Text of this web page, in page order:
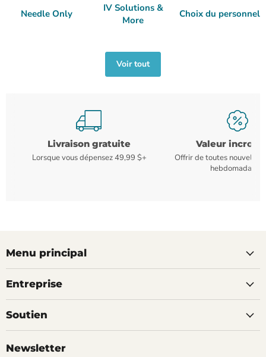
Needle Only
IV Solutions &
More
Choix du personnel
Voir tout
Livraison gratuite
Lorsque vous dépensez 49,99 $+
Valeur
Offrir de toutes nouvelles
hebdomadaires
Menu principal
Entreprise
Soutien
Newsletter